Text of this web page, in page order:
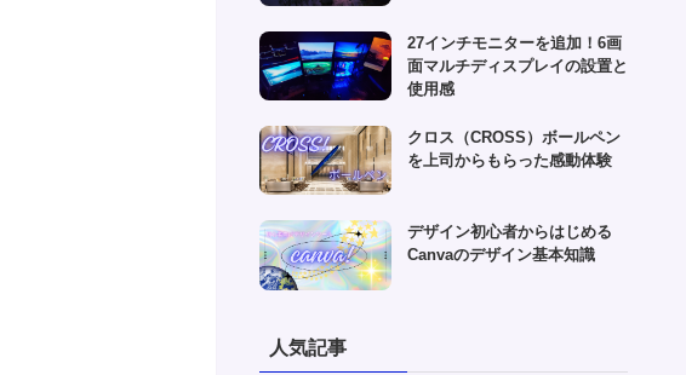
27インチモニターを追加！6画
面マルチディスプレイの設置と
使用感
クロス（CROSS）ボールペン
を上司からもらった感動体験
デザイン初心者からはじめる
Canvaのデザイン基本知識
人気記事